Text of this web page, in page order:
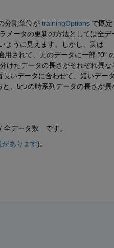
分割単位が trainingOptions で既定
メータの更新の方法としては全デ
ように見えます。しかし、実は
されて、元のデータに一部 "0"
けたデータの長さがそれぞれ異な
いデータに合わせて、短いデー
、5つの時系列データの長さが異
データ数　です。
あります)。